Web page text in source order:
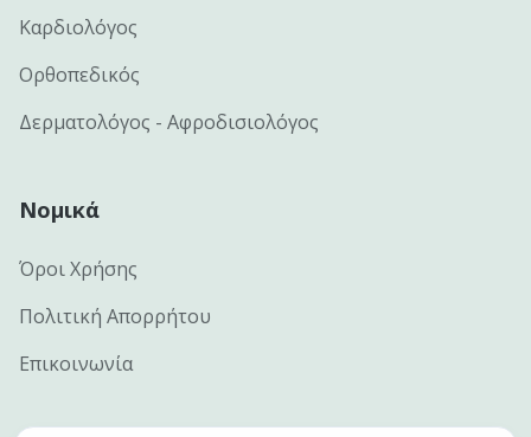
Καρδιολόγος
Ορθοπεδικός
Δερματολόγος - Αφροδισιολόγος
Νομικά
Όροι Χρήσης
Πολιτική Απορρήτου
Επικοινωνία